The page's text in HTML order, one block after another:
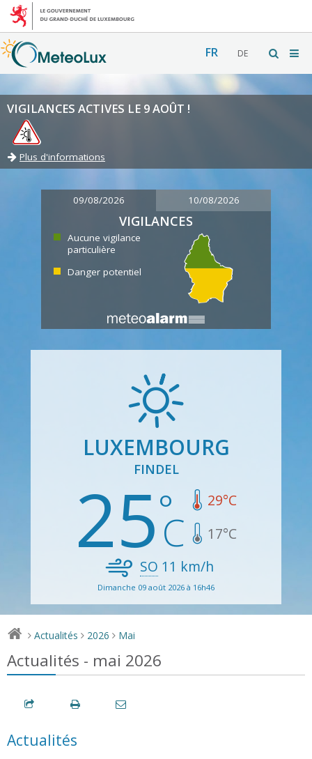
FR DE
VIGILANCES ACTIVES LE 9 AOÛT !
Plus d'informations
09/08/2026 10/08/2026
VIGILANCES
Aucune vigilance
particulière
Danger potentiel
LUXEMBOURG
FINDEL
25 29°C
17°C
SO 11 km/h
Dimanche 09 août 2026 à 16h46
> Actualités > 2026 > Mai
Actualités - mai 2026
Actualités